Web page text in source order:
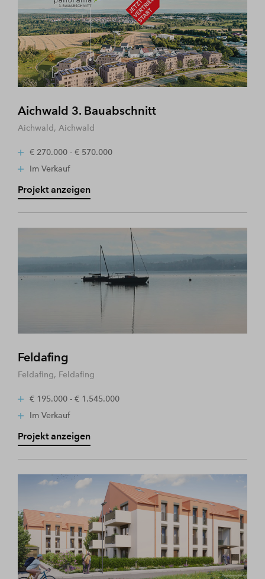
Aichwald 3. Bauabschnitt
Aichwald, Aichwald
€ 270.000 - € 570.000
Im Verkauf
Projekt anzeigen
Feldafing
Feldafing, Feldafing
€ 195.000 - € 1.545.000
Im Verkauf
Projekt anzeigen